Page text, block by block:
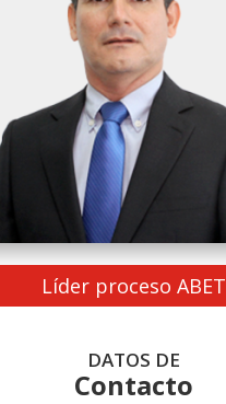
Líder proceso ABET
DATOS DE
Contacto